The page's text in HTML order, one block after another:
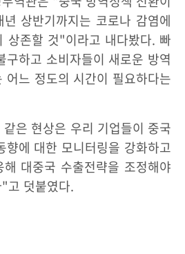
상반기까지는 코로나 감염에
상존할 것"이라고 내다봤다. 빠
구하고 소비자들이 새로운 방역
어느 정도의 시간이 필요하다는
은 현상은 우리 기업들이 중국
향에 대한 모니터링을 강화하고
대중국 수출전략을 조정해야
고 덧붙였다.